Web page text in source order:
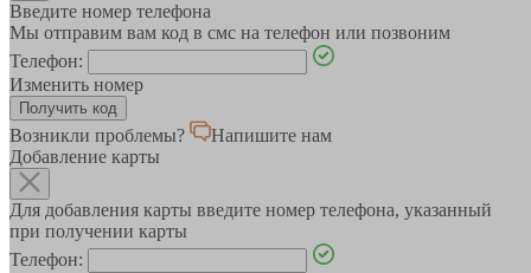
Введите номер телефона
Мы отправим вам код в смс на телефон или позвоним
Телефон:
Изменить номер
Возникли проблемы?
Напишите нам
Добавление карты
Для добавления карты введите номер телефона, указанный
при получении карты
Телефон: